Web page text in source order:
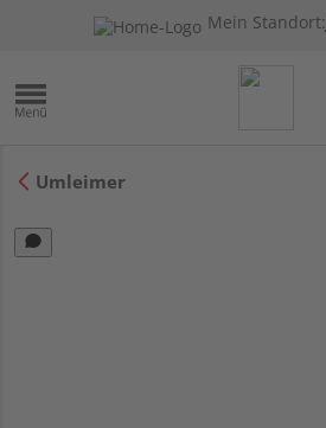
Mein Standort:
Umleimer